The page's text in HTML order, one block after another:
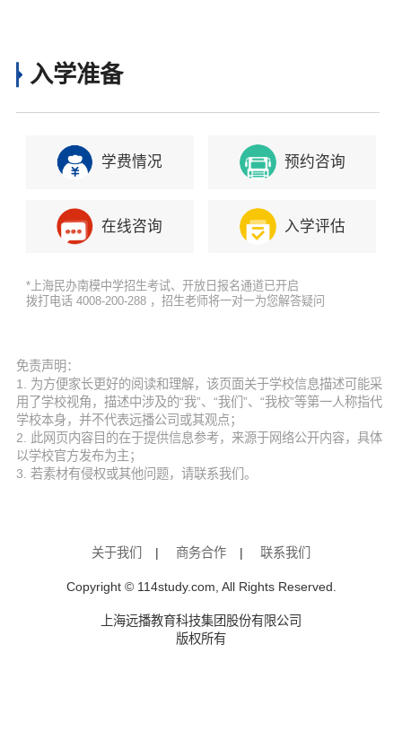
入学准备
学费情况 预约咨询
在线咨询 入学评估
*上海民办南模中学招生考试、开放日报名通道已开启
拨打电话 4008-200-288 ，招生老师将一对一为您解答疑问
免责声明：
1. 为方便家长更好的阅读和理解，该页面关于学校信息描述可能采
用了学校视角，描述中涉及的“我”、“我们”、“我校”等第一人称指代
学校本身，并不代表远播公司或其观点；
2. 此网页内容目的在于提供信息参考，来源于网络公开内容，具体
以学校官方发布为主；
3. 若素材有侵权或其他问题，请联系我们。
关于我们 | 商务合作 | 联系我们
Copyright © 114study.com, All Rights Reserved.
上海远播教育科技集团股份有限公司
版权所有